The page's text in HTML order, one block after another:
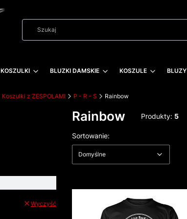
KOSZULKI BLUZKI DAMSKIE KOSZULE BLUZY
Koszulki z ZESPOŁAMI P - R - S Rainbow
Wyczyść
Rainbow Produkty: 5
Lista produktów
Sortowanie:
Domyślne